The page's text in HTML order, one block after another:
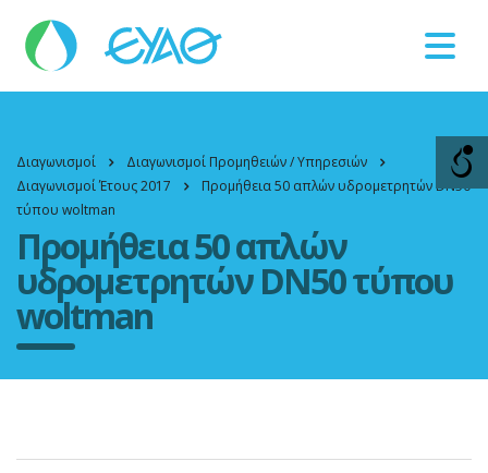
Διαγωνισμοί
Διαγωνισμοί Προμηθειών / Υπηρεσιών
Διαγωνισμοί Έτους 2017
Προμήθεια 50 απλών υδρομετρητών DN50
τύπου woltman
Προμήθεια 50 απλών
υδρομετρητών DN50 τύπου
woltman